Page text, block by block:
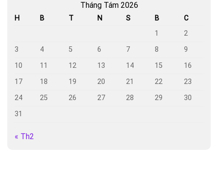
Tháng Tám 2026
H B T N S B
C
1
2
3
4 5 6 7 8
9
10
11 12 13 14 15
16
17
18 19 20 21 22
23
24
25 26 27 28 29
30
31
« Th2